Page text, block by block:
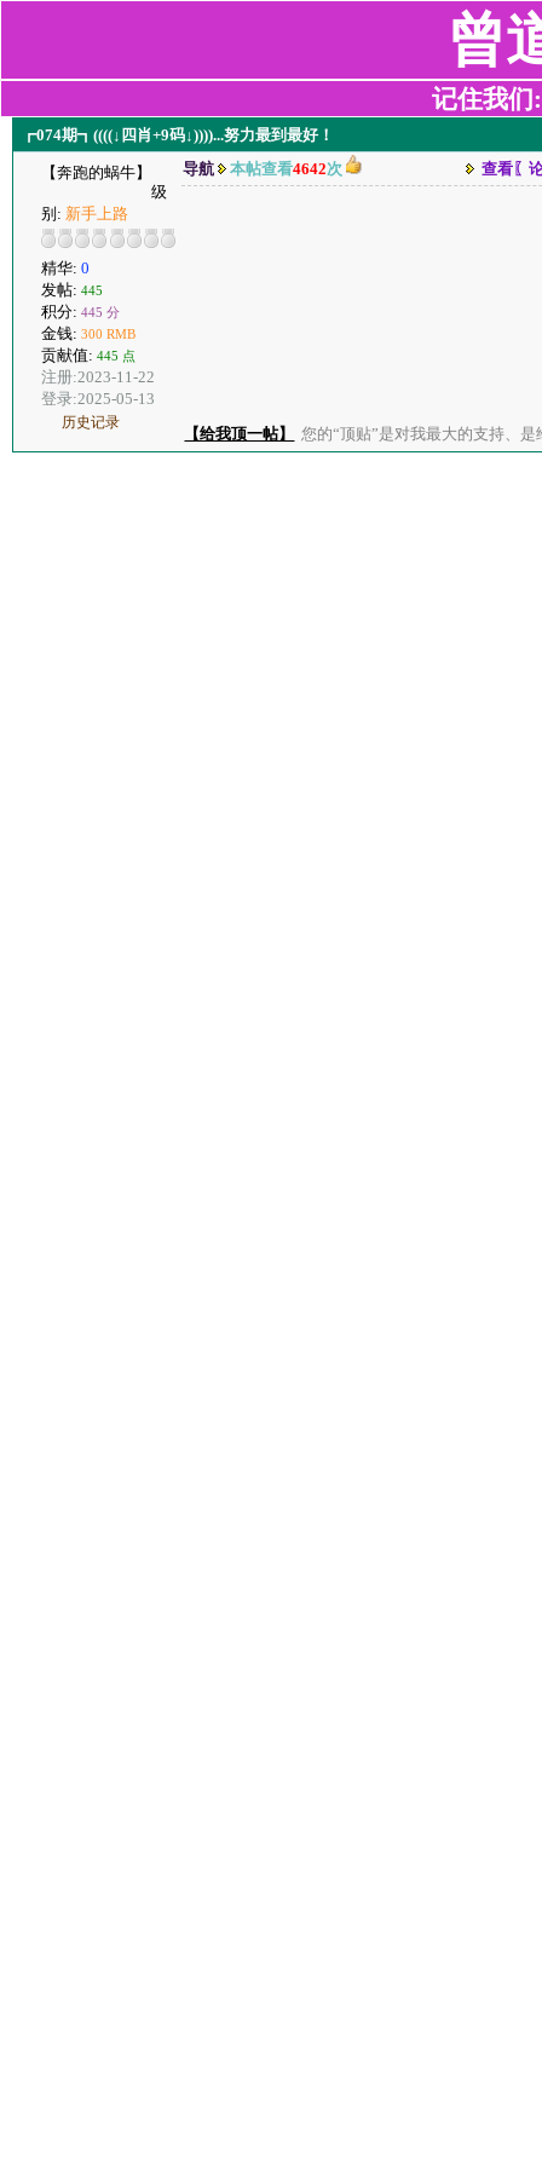
曾
记住我们
┏074期┓((((↓四肖+9码↓))))...努力最到最好！
【奔跑的蜗牛】
级
别: 新手上路
精华: 0
发帖: 445
积分: 445 分
金钱: 300 RMB
贡献值: 445 点
注册:2023-11-22
登录:2025-05-13
历史记录
导航 本帖查看4642次 查看〖
【给我顶一帖】 您的“顶贴”是对我最大的支持、